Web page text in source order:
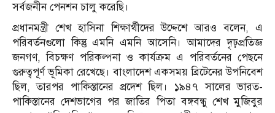
সর্বজনীন পেনশন চালু করেছি।
প্রধানমন্ত্রী শেখ হাসিনা শিক্ষার্থীদের উদ্দেশে আরও বলেন, এ
পরিবর্তনগুলো কিন্তু এমনি এমনি আসেনি। আমাদের দৃঢ়প্রতিজ্ঞ
জনগণ, বিচক্ষণ পরিকল্পনা ও কার্যক্রম এ পরিবর্তনের পেছনে
গুরুত্বপূর্ণ ভূমিকা রেখেছে। বাংলাদেশ একসময় ব্রিটেনের উপনিবেশ
ছিল, তারপর পাকিস্তানের প্রদেশ ছিল। ১৯৪৭ সালের ভারত-
পাকিস্তানের দেশভাগের পর জাতির পিতা বঙ্গবন্ধু শেখ মুজিবুর